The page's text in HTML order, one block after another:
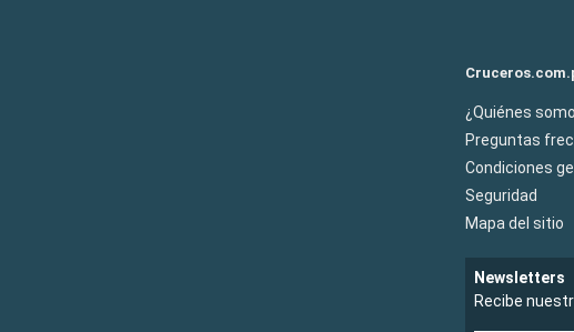
¿Quiénes
Preguntas
Condiciones
Seguridad
Mapa del sitio
Newsletters
Recibe